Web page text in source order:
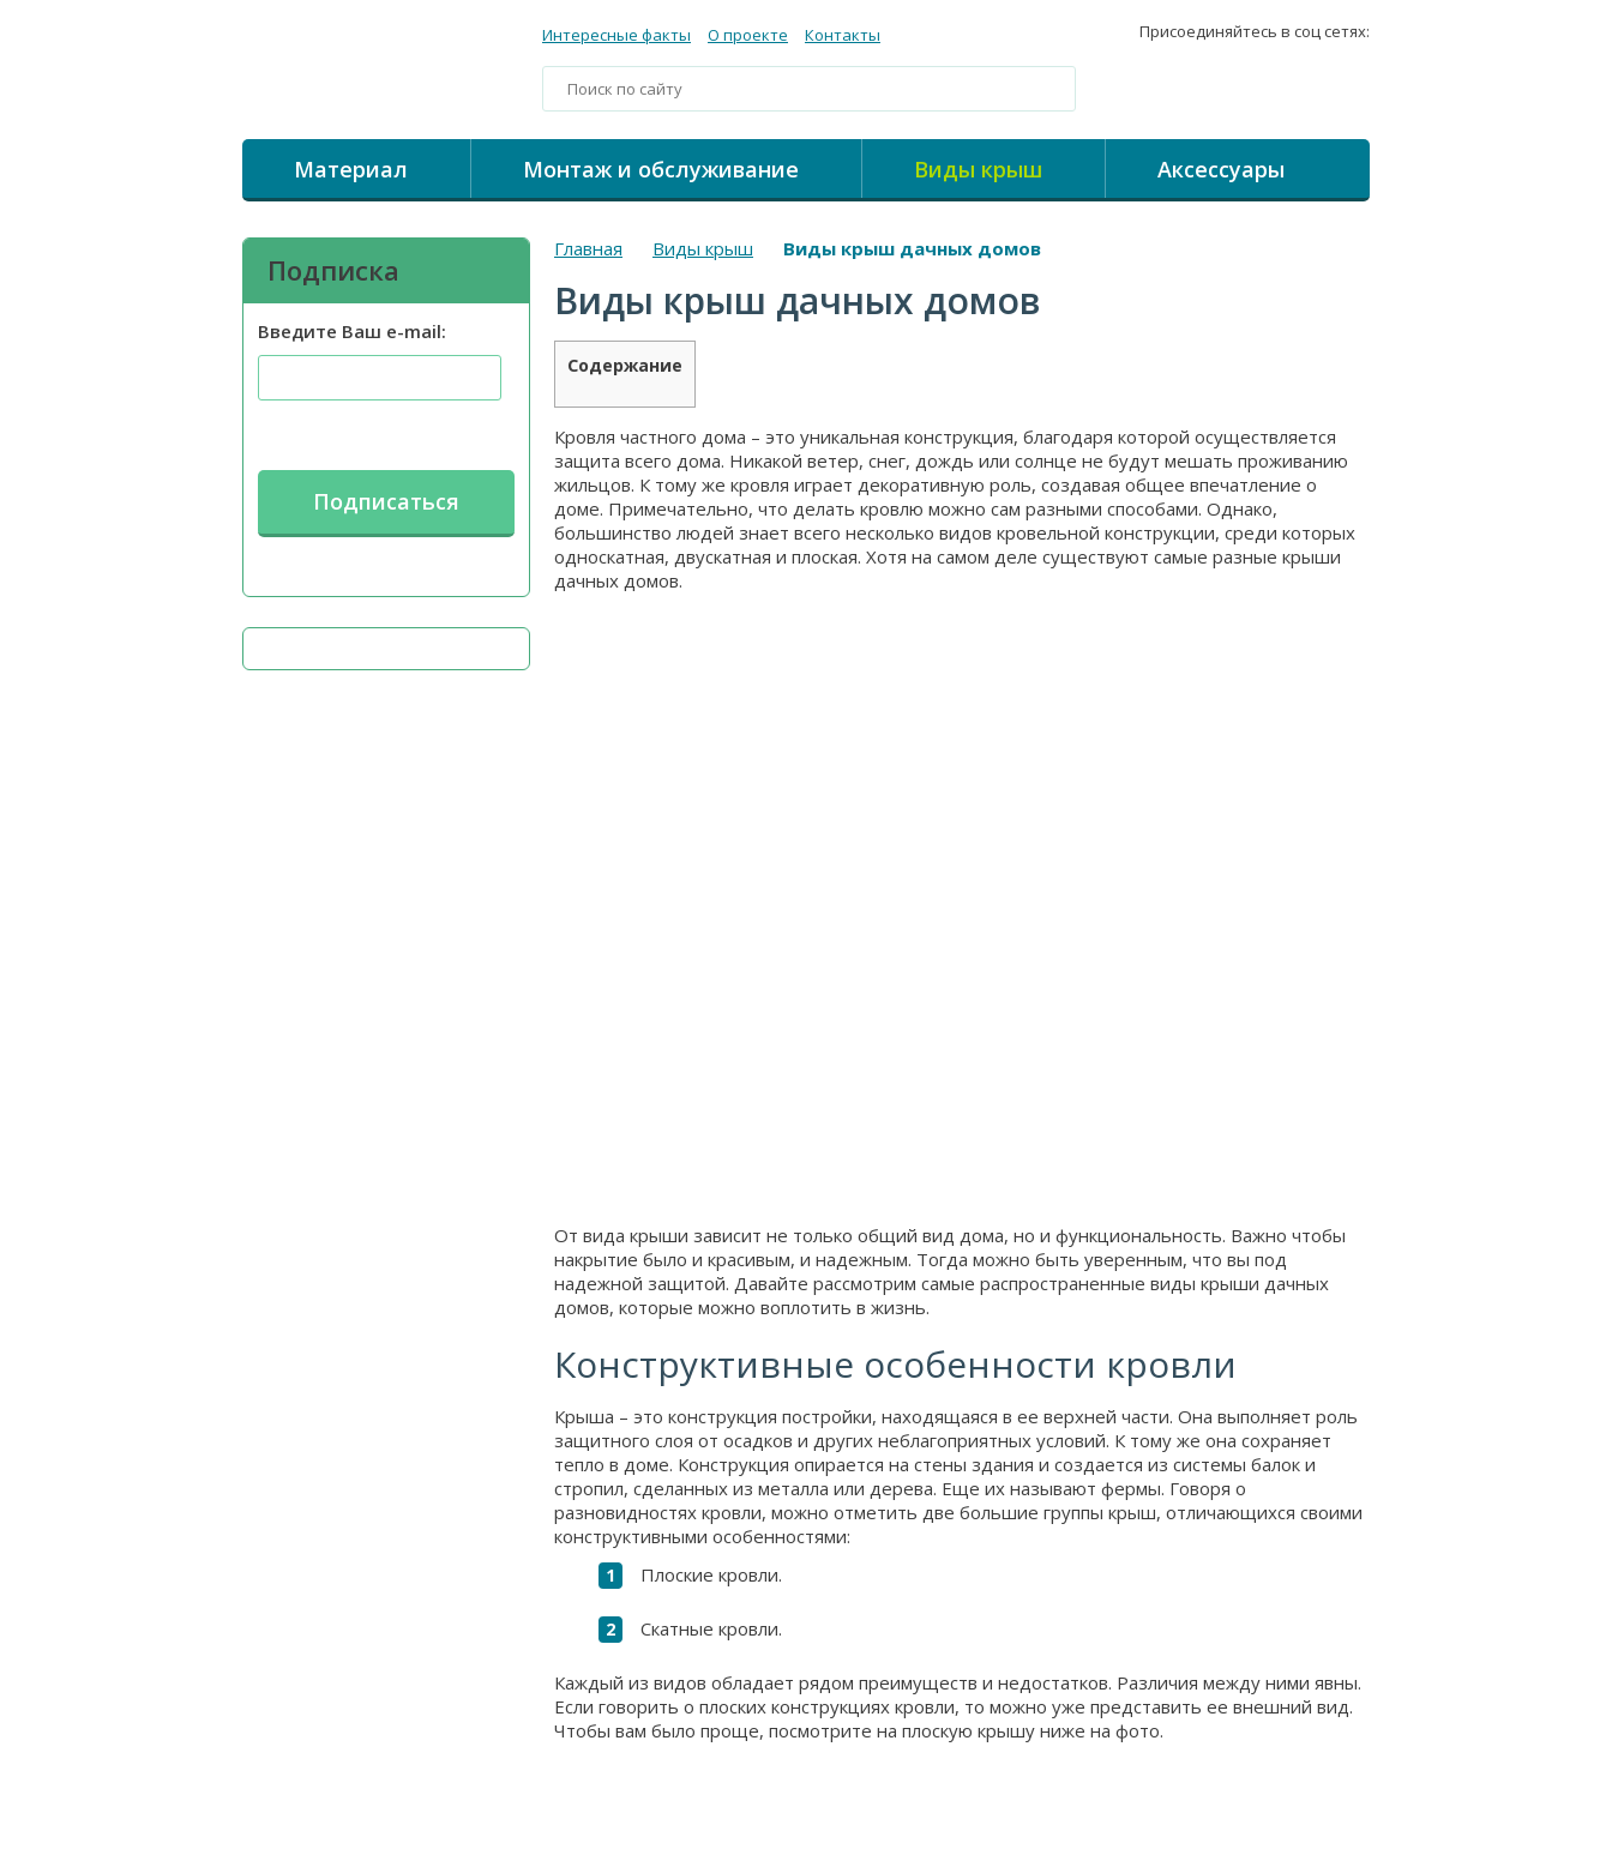
Интересные факты О проекте Контакты Присоединяйтесь в соц сетях:
Материал Монтаж и обслуживание Виды крыш Аксессуары
Главная Виды крыш Виды крыш дачных домов
Виды крыш дачных домов
Содержание
Кровля частного дома – это уникальная конструкция, благодаря которой осуществляется
защита всего дома. Никакой ветер, снег, дождь или солнце не будут мешать проживанию
жильцов. К тому же кровля играет декоративную роль, создавая общее впечатление о
доме. Примечательно, что делать кровлю можно сам разными способами. Однако,
большинство людей знает всего несколько видов кровельной конструкции, среди которых
односкатная, двускатная и плоская. Хотя на самом деле существуют самые разные крыши
дачных домов.
От вида крыши зависит не только общий вид дома, но и функциональность. Важно чтобы
накрытие было и красивым, и надежным. Тогда можно быть уверенным, что вы под
надежной защитой. Давайте рассмотрим самые распространенные виды крыши дачных
домов, которые можно воплотить в жизнь.
Конструктивные особенности кровли
Крыша – это конструкция постройки, находящаяся в ее верхней части. Она выполняет роль
защитного слоя от осадков и других неблагоприятных условий. К тому же она сохраняет
тепло в доме. Конструкция опирается на стены здания и создается из системы балок и
стропил, сделанных из металла или дерева. Еще их называют фермы. Говоря о
разновидностях кровли, можно отметить две большие группы крыш, отличающихся своими
конструктивными особенностями:
Плоские кровли.
Скатные кровли.
Каждый из видов обладает рядом преимуществ и недостатков. Различия между ними явны.
Если говорить о плоских конструкциях кровли, то можно уже представить ее внешний вид.
Чтобы вам было проще, посмотрите на плоскую крышу ниже на фото.
Подписка
Введите Ваш e-mail: